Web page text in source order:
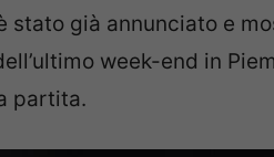
stato già annunciato e
week-end in
partita.